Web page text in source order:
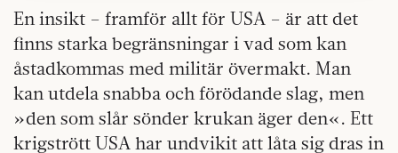
En insikt – framför allt för USA – är att det
finns starka begränsningar i vad som kan
åstadkommas med militär övermakt. Man
kan utdela snabba och förödande slag, men
»den som slår sönder krukan äger den«. Ett
krigstrött USA har undvikit att låta sig dras in